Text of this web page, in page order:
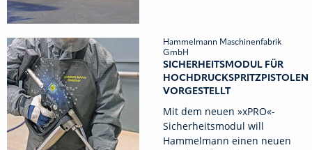
Hammelmann Maschinenfabrik
GmbH
SICHERHEITSMODUL FÜR
HOCHDRUCKSPRITZPISTOLEN
VORGESTELLT
Mit dem neuen »xPRO«-
Sicherheitsmodul will
Hammelmann einen neuen